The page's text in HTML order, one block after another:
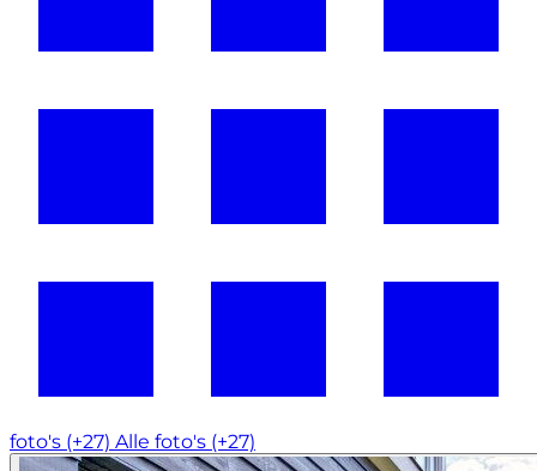
foto's (+27) Alle foto's (+27)